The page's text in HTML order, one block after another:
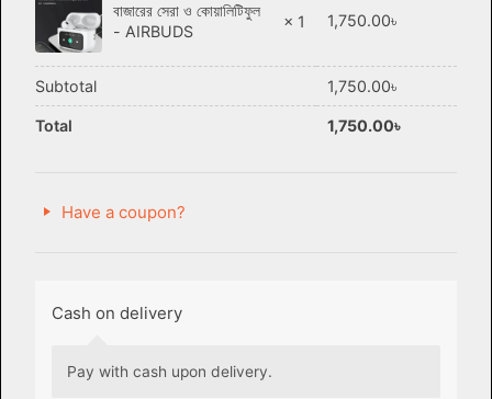
বাজারের সেরা ও কোয়ালিটিফুল
- AIRBUDS
× 1 1,750.00৳
Subtotal 1,750.00৳
Total 1,750.00৳
Have a coupon?
Cash on delivery
Pay with cash upon delivery.